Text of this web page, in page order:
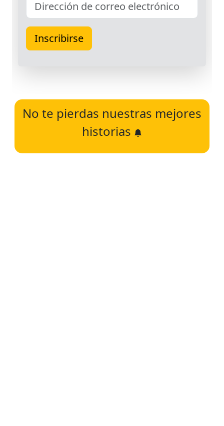
No te pierdas nuestras mejores
historias